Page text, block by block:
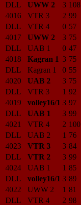
DLL
UWW 2 3 108
4016
VTR 3 2 99
DLL
VTR 4 0 57
4017
UWW 2 3 75
DLL
UAB 1 0 47
4018
Kagran 1 3 75
DLL
Kagran 1 0 55
4020
UAB 2 3 75
DLL
VTR 3 1 92
4019
volley16/1 3 97
DLL
UAB 1 3 99
4021
VTR 4 2 100
DLL
UAB 2 1 76
4023
VTR 3 3 84
DLL
VTR 2 3 99
4024
UAB 1 1 85
DLL
volley16/1 3 89
4022
UWW 2 1 81
DLL
VTR 4 2 98